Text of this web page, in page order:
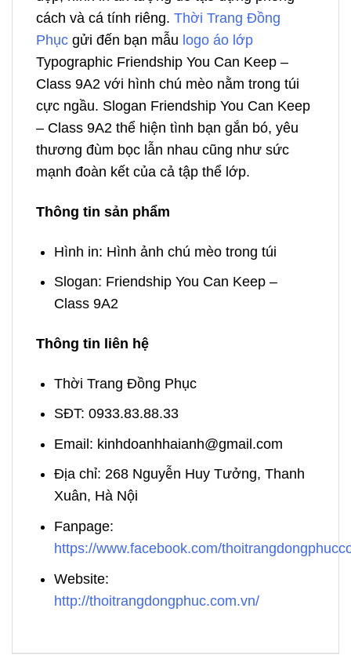
cách và cá tính riêng. Thời Trang Đồng
Phục gửi đến bạn mẫu logo áo lớp
Typographic Friendship You Can Keep –
Class 9A2 với hình chú mèo nằm trong túi
cực ngầu. Slogan Friendship You Can Keep
– Class 9A2 thể hiện tình bạn gắn bó, yêu
thương đùm bọc lẫn nhau cũng như sức
mạnh đoàn kết của cả tập thể lớp.
Thông tin sản phẩm
Hình in: Hình ảnh chú mèo trong túi
Slogan: Friendship You Can Keep –
Class 9A2
Thông tin liên hệ
Thời Trang Đồng Phục
SĐT: 0933.83.88.33
Email: kinhdoanhhaianh@gmail.com
Địa chỉ: 268 Nguyễn Huy Tưởng, Thanh
Xuân, Hà Nội
Fanpage:
https://www.facebook.com/
Website:
http://thoitrangdongphuc.com.vn/